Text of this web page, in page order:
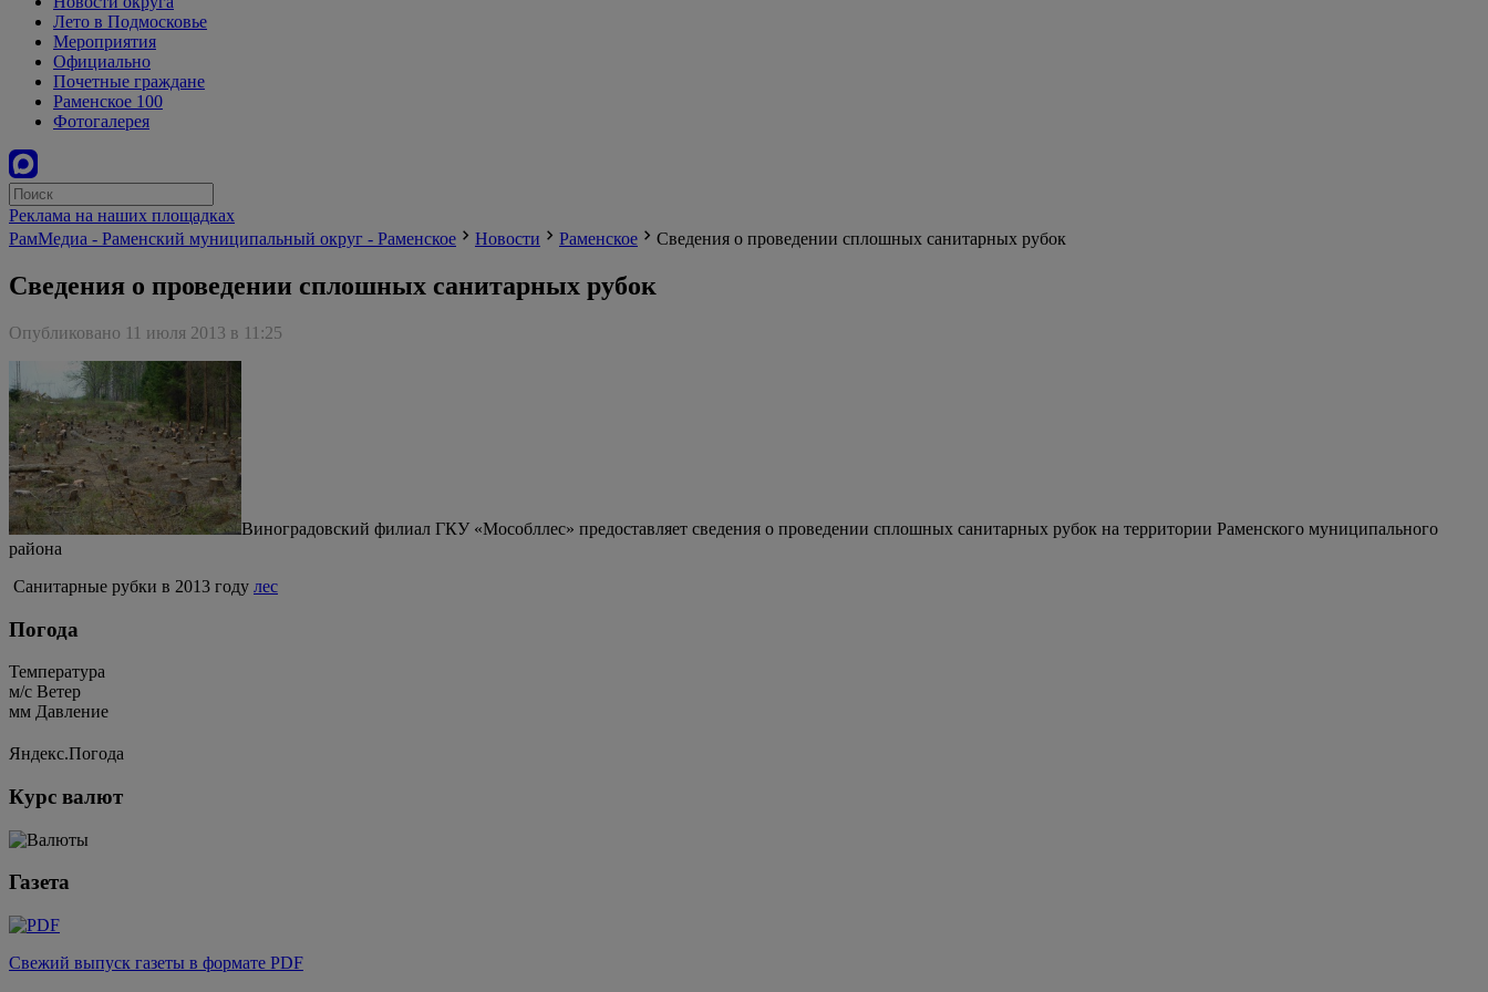
Лето в Подмосковье
Мероприятия
Официально
Почетные граждане
Раменское 100
Фотогалерея
Реклама на наших площадках
РамМедиа - Раменский муниципальный округ - Раменское
Новости Раменское Сведения о проведении сплошных санитарных рубок
Сведения о проведении сплошных санитарных рубок
Опубликовано 11 июля 2013 в 11:25
Виноградовский филиал ГКУ «Мособллес» предоставляет сведения о проведении сплошных санитарных рубок на территории Раменского муниципального
района
Санитарные рубки в 2013 году лес
Погода
Температура
м/c Ветер
мм Давление
Яндекс.Погода
Курс валют
Газета
Свежий выпуск газеты в формате PDF